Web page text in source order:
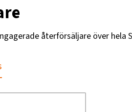
återförsäljare över hela